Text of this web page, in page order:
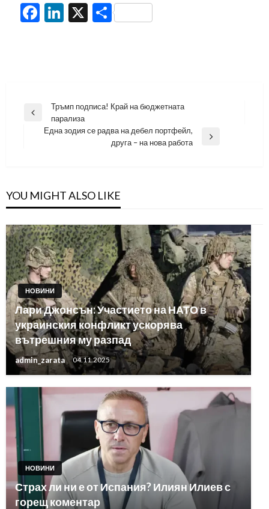
Facebook
LinkedIn
X Share
Навигация
Previous
Тръмп подписа! Край на бюджетната
парализа
Една зодия се радва на дебел портфейл,
друга – на нова работа
YOU MIGHT ALSO LIKE
НОВИНИ
Лари Джонсън: Участието на НАТО в
украинския конфликт ускорява
вътрешния му разпад
admin_zarata 04.11.2025
НОВИНИ
Страх ли ни е от Испания? Илиян Илиев с
горещ коментар